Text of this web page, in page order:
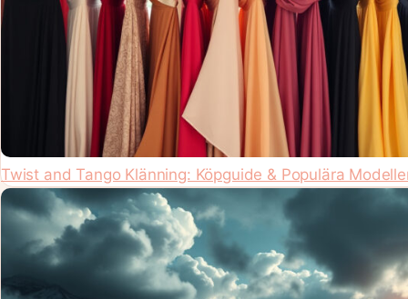
Twist and Tango Klänning: Köpguide & Populära